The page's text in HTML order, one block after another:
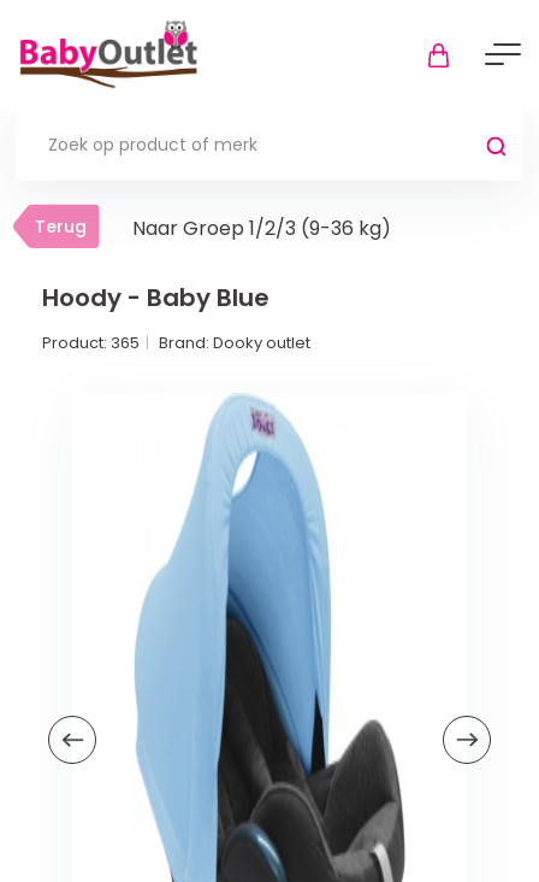
Terug
Thuis
In de box
Boxmatrassen en hoeslakens
Veiligheid in en om huis
Veiligheid in huis
Veiligheid buiten de deur
Meer
Kinderstoelen
Terug Naar Groep 1/2/3 (9-36 kg)
Hoody - Baby Blue
Product: 365 Brand: Dooky outlet